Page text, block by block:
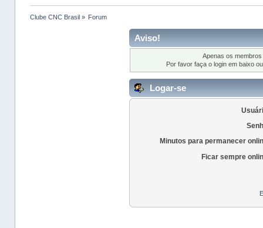
Clube CNC Brasil» Forum
Aviso!
Apenas os
Por favor faça o login em baixo
Logar-se
Minutos para permanecer
Ficar sempre